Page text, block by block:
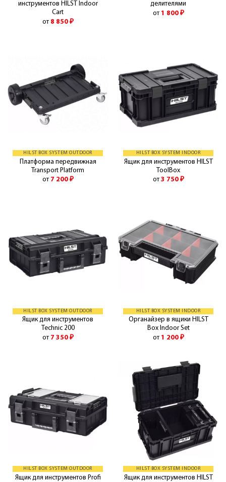
инструментов HILST Indoor
Cart
от 8 850 ₽
делителями
от 1 800 ₽
HILST BOX SYSTEM OUTDOOR
Платформа передвижная
Transport Platform
от 7 200 ₽
HILST BOX SYSTEM INDOOR
Ящик для инструментов HILST
ToolBox
от 3 750 ₽
HILST BOX SYSTEM OUTDOOR
Ящик для инструментов
Technic 200
от 7 350 ₽
HILST BOX SYSTEM INDOOR
Органайзер в ящики HILST
Box Indoor Set
от 1 200 ₽
HILST BOX SYSTEM OUTDOOR
Ящик для инструментов Profi
HILST BOX SYSTEM INDOOR
Ящик для инструментов HILST